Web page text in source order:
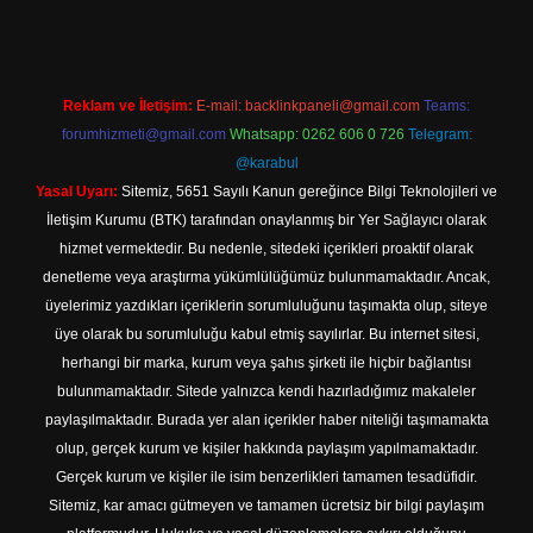
Reklam ve İletişim: E-mail: backlinkpaneli@gmail.com Teams:
forumhizmeti@gmail.com Whatsapp: 0262 606 0 726 Telegram:
@karabul
Yasal Uyarı: Sitemiz, 5651 Sayılı Kanun gereğince Bilgi Teknolojileri ve
İletişim Kurumu (BTK) tarafından onaylanmış bir Yer Sağlayıcı olarak
hizmet vermektedir. Bu nedenle, sitedeki içerikleri proaktif olarak
denetleme veya araştırma yükümlülüğümüz bulunmamaktadır. Ancak,
üyelerimiz yazdıkları içeriklerin sorumluluğunu taşımakta olup, siteye
üye olarak bu sorumluluğu kabul etmiş sayılırlar. Bu internet sitesi,
herhangi bir marka, kurum veya şahıs şirketi ile hiçbir bağlantısı
bulunmamaktadır. Sitede yalnızca kendi hazırladığımız makaleler
paylaşılmaktadır. Burada yer alan içerikler haber niteliği taşımamakta
olup, gerçek kurum ve kişiler hakkında paylaşım yapılmamaktadır.
Gerçek kurum ve kişiler ile isim benzerlikleri tamamen tesadüfidir.
Sitemiz, kar amacı gütmeyen ve tamamen ücretsiz bir bilgi paylaşım